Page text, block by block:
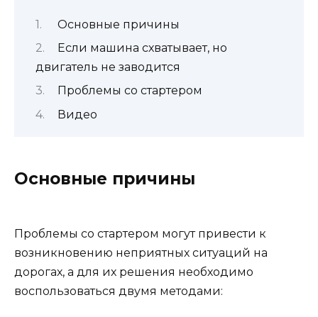
Основные причины
Если машина схватывает, но
двигатель не заводится
Проблемы со стартером
Видео
Основные причины
Проблемы со стартером могут привести к
возникновению неприятных ситуаций на
дорогах, а для их решения необходимо
воспользоваться двумя методами: